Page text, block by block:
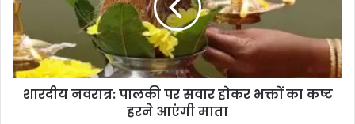
शारदीय नवरात्र: पालकी पर सवार होकर भक्तों का कष्ट
हरने आएंगी माता